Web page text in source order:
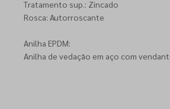
Tratamento sup.: Zincado
Rosca: Autorroscante
Anilha EPDM:
Anilha de vedação em aço com